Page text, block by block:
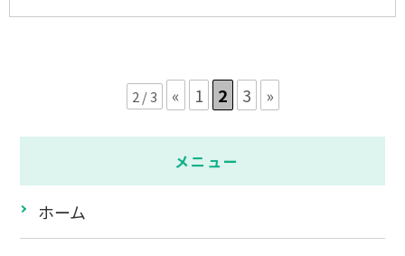
2 / 3 « 1 2 3 »
メニュー
ホーム